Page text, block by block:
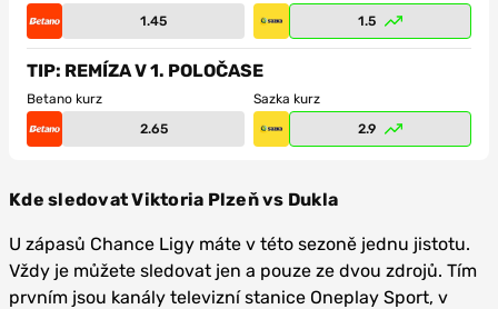
1.45
1.5
TIP: REMÍZA V 1. POLOČASE
Betano kurz
2.65
Sazka kurz
2.9
Kde sledovat Viktoria Plzeň vs Dukla
U zápasů Chance Ligy máte v této sezoně jednu jistotu.
Vždy je můžete sledovat jen a pouze ze dvou zdrojů. Tím
prvním jsou kanály televizní stanice Oneplay Sport, v